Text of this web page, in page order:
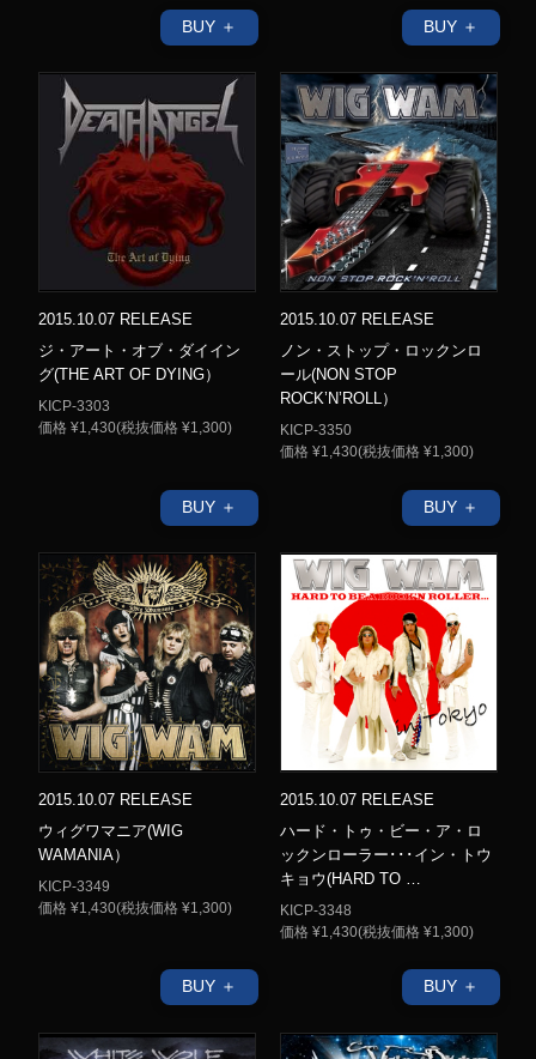
BUY ＋ BUY ＋
2015.10.07 RELEASE
ジ・アート・オブ・ダイイン
グ(THE ART OF DYING）
KICP-3303
価格 ¥1,430(税抜価格 ¥1,300)
BUY ＋
2015.10.07 RELEASE
ノン・ストップ・ロックンロ
ール(NON STOP
ROCK’N’ROLL）
KICP-3350
価格 ¥1,430(税抜価格 ¥1,300)
BUY ＋
2015.10.07 RELEASE
ウィグワマニア(WIG
WAMANIA）
KICP-3349
価格 ¥1,430(税抜価格 ¥1,300)
BUY ＋
2015.10.07 RELEASE
ハード・トゥ・ビー・ア・ロ
ックンローラー･･･イン・トウ
キョウ(HARD TO …
KICP-3348
価格 ¥1,430(税抜価格 ¥1,300)
BUY ＋